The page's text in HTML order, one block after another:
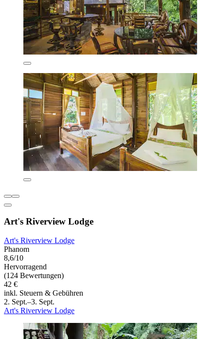
Art's Riverview Lodge
Art's Riverview Lodge
Phanom
8,6/10
Hervorragend
(124 Bewertungen)
42 €
inkl. Steuern & Gebühren
2. Sept.–3. Sept.
Art's Riverview Lodge